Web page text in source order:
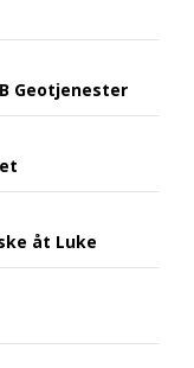
Geotjenester
åt Luke